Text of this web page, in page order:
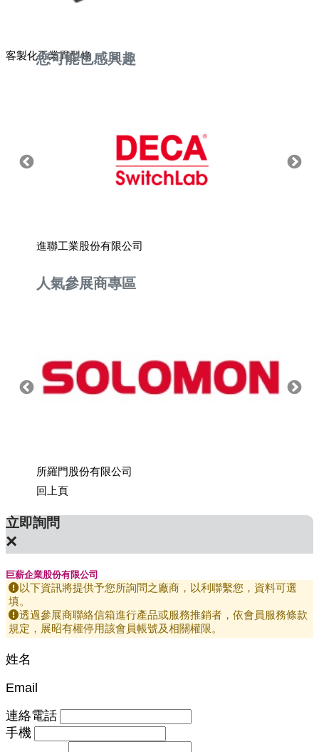
客製化工業異型條
您可能也感興趣
進聯工業股份有限公司
人氣參展商專區
所羅門股份有限公司
回上頁
立即詢問
×
巨薪企業股份有限公司
以下資訊將提供予您所詢問之廠商，以利聯繫您，資料可選
填。
透過參展商聯絡信箱進行產品或服務推銷者，依會員服務條款
規定，展昭有權停用該會員帳號及相關權限。
姓名
Email
連絡電話
手機